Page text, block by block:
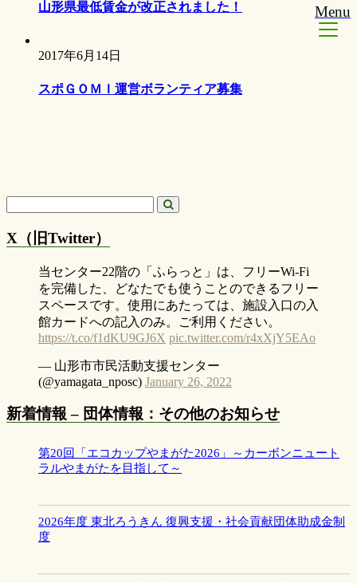
Menu
山形県最低賃金が改正されました！
2017年6月14日
スポＧＯＭＩ運営ボランティア募集
X（旧Twitter）
当センター22階の「ふらっと」は、フリーWi-Fi
を完備した、どなたでも使うことのできるフリー
スペースです。使用にあたっては、施設入口の入
館カードへの記入のみ。ご利用ください。
https://t.co/f1dKU9GJ6X pic.twitter.com/r4xXjY5EAo
— 山形市市民活動支援センター
(@yamagata_nposc) January 26, 2022
新着情報 – 団体情報：その他のお知らせ
第20回「エコカップやまがた2026」～カーボンニュート
ラルやまがたを目指して～
2026年度 東北ろうきん 復興支援・社会貢献団体助成金制
度